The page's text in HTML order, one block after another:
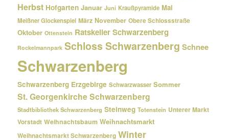
Herbst Hofgarten Januar Juni Kraußpyramide Mai
Meißner Glockenspiel März November Obere Schlossstraße
Oktober Ottenstein Ratskeller Schwarzenberg
Rockelmannpark Schloss Schwarzenberg Schnee
Schwarzenberg
Schwarzenberg Erzgebirge Schwarzwasser Sommer
St. Georgenkirche Schwarzenberg
Stadtbibliothek Schwarzenberg Steinweg Totenstein Unterer Markt
Vorstadt Weihnachtsbaum Weihnachtsmarkt
Weihnachtsmarkt Schwarzenberg Winter